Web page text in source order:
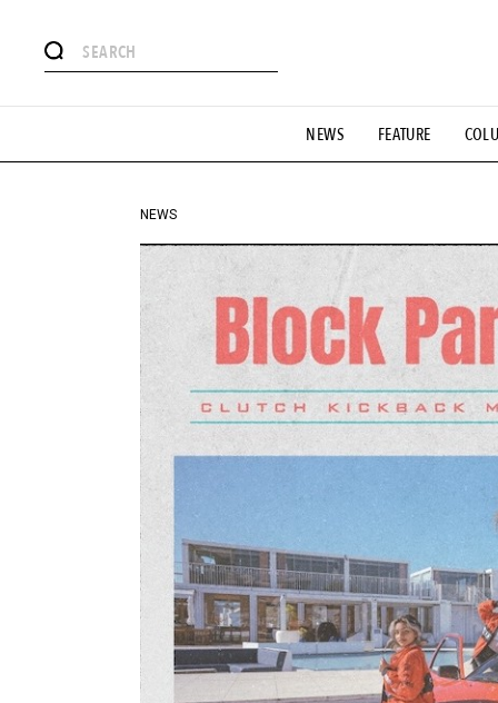
NEWS FEATURE
#憧れの逸品 #ESSENTIAL
#GH 銘品の所以 #フイナムのYouTube #Commune H
#HANDSOME HANDBOOK
NEWS